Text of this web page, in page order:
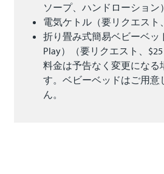
ソープ、ハンドローション）
電気ケトル（要リクエスト
折り畳み式簡易ベビーベッ
Play）（要リクエスト、
料金は予告なく変更になる
す。ベビーベッドはご用意
ん。